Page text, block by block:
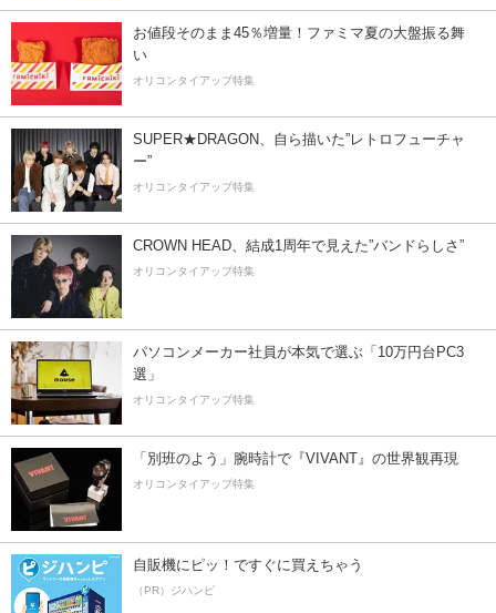
お値段そのまま45％増量！ファミマ夏の大盤振る舞
い
オリコンタイアップ特集
SUPER★DRAGON、自ら描いた”レトロフューチャ
ー”
オリコンタイアップ特集
CROWN HEAD、結成1周年で見えた”バンドらしさ”
オリコンタイアップ特集
パソコンメーカー社員が本気で選ぶ「10万円台PC3
選」
オリコンタイアップ特集
「別班のよう」腕時計で『VIVANT』の世界観再現
オリコンタイアップ特集
自販機にピッ！ですぐに買えちゃう
（PR）ジハンピ